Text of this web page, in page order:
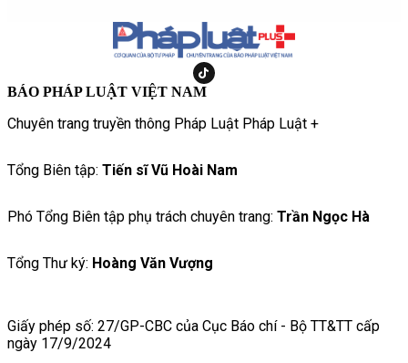
BÁO PHÁP LUẬT VIỆT NAM
Chuyên trang truyền thông Pháp Luật Pháp Luật +
Tổng Biên tập: Tiến sĩ Vũ Hoài Nam
Phó Tổng Biên tập phụ trách chuyên trang: Trần Ngọc Hà
Tổng Thư ký: Hoàng Văn Vượng
Giấy phép số: 27/GP-CBC của Cục Báo chí - Bộ TT&TT cấp
ngày 17/9/2024